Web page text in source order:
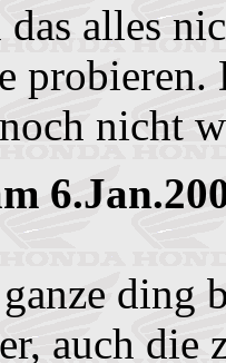
das alles
nicht
ding
auch die